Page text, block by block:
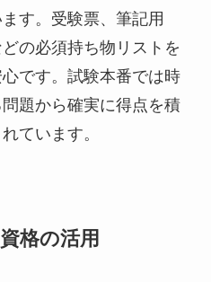
す。受験票、筆記用
の必須持ち物リストを
です。試験本番では時
題から確実に得点を積
ています。
格の活用